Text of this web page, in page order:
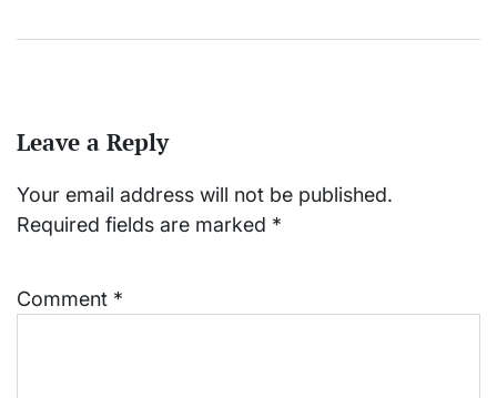
Leave a Reply
Your email address will not be published.
Required fields are marked *
Comment *